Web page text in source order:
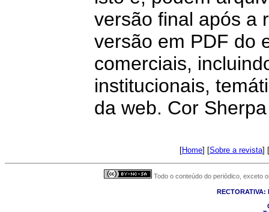
versão final após a
versão em PDF do
comerciais,
institucionais,
da web. Cor
[Home] [Sobre a revista] [
Todo o conteúdo do periódico, exceto